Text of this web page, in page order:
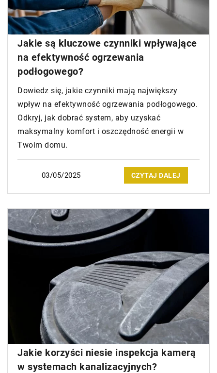
Jakie są kluczowe czynniki wpływające
na efektywność ogrzewania
podłogowego?
Dowiedz się, jakie czynniki mają największy
wpływ na efektywność ogrzewania podłogowego.
Odkryj, jak dobrać system, aby uzyskać
maksymalny komfort i oszczędność energii w
Twoim domu.
03/05/2025 CZYTAJ DALEJ
Jakie korzyści niesie inspekcja kamerą
w systemach kanalizacyjnych?